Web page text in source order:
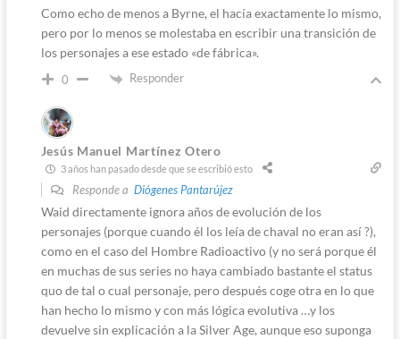
Como echo de menos a Byrne, el hacía exactamente lo mismo,
pero por lo menos se molestaba en escribir una transición de
los personajes a ese estado «de fábrica».
0 Responder
Jesús Manuel Martínez Otero
3 años han pasado desde que se escribió esto
Responde a Diógenes Pantarújez
Waid directamente ignora años de evolución de los
personajes (porque cuando él los leía de chaval no eran así ?),
como en el caso del Hombre Radioactivo (y no será porque él
en muchas de sus series no haya cambiado bastante el status
quo de tal o cual personaje, pero después coge otra en lo que
han hecho lo mismo y con más lógica evolutiva …y los
devuelve sin explicación a la Silver Age, aunque eso suponga